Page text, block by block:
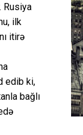
Rusiya
ilk
itirə
edib ki,
bağlı